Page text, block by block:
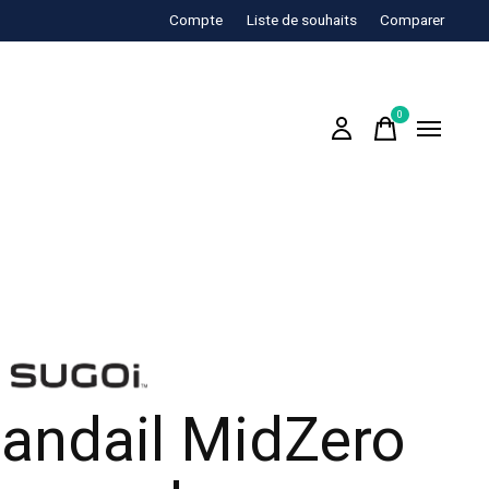
Compte Liste de souhaits Comparer
0items
MidZero